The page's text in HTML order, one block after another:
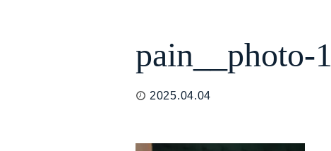
pain__photo-1
2025.04.04